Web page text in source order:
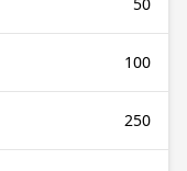
100
250